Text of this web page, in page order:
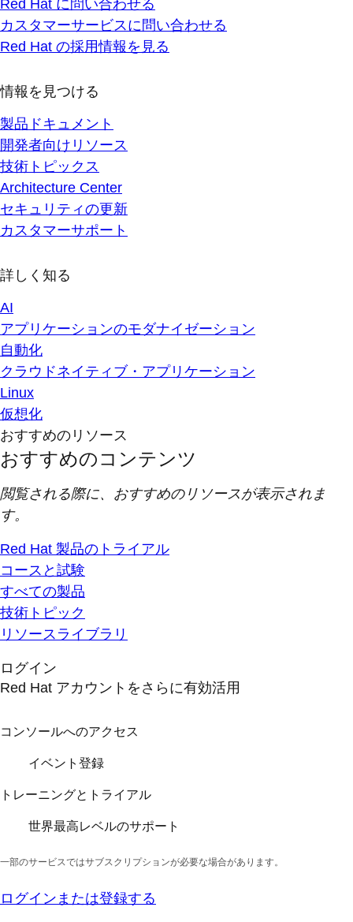
Red Hat に問い合わせる
カスタマーサービスに問い合わせる
Red Hat の採用情報を見る
情報を見つける
製品ドキュメント
開発者向けリソース
技術トピックス
Architecture Center
セキュリティの更新
カスタマーサポート
詳しく知る
AI
アプリケーションのモダナイゼーション
自動化
クラウドネイティブ・アプリケーション
Linux
仮想化
おすすめのリソース
おすすめのコンテンツ
閲覧される際に、おすすめのリソースが表示されま
す。
Red Hat 製品のトライアル
コースと試験
すべての製品
技術トピック
リソースライブラリ
ログイン
Red Hat アカウントをさらに有効活用
コンソールへのアクセス
イベント登録
トレーニングとトライアル
世界最高レベルのサポート
一部のサービスではサブスクリプションが必要な場合があります。
ログインまたは登録する